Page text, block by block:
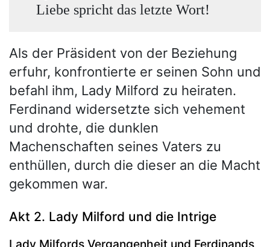
Liebe spricht das letzte Wort!
Als der Präsident von der Beziehung
erfuhr, konfrontierte er seinen Sohn und
befahl ihm, Lady Milford zu heiraten.
Ferdinand widersetzte sich vehement
und drohte, die dunklen
Machenschaften seines Vaters zu
enthüllen, durch die dieser an die Macht
gekommen war.
Akt 2. Lady Milford und die Intrige
Lady Milfords Vergangenheit und Ferdinands